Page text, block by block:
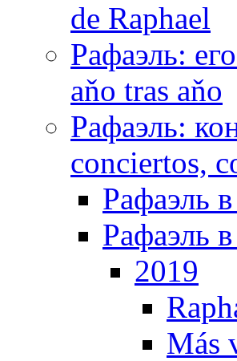
de Raphael
Рафаэль:
aňo tras aňo
Рафаэль:
conciertos,
Рафаэль
Рафаэль
2019
Más